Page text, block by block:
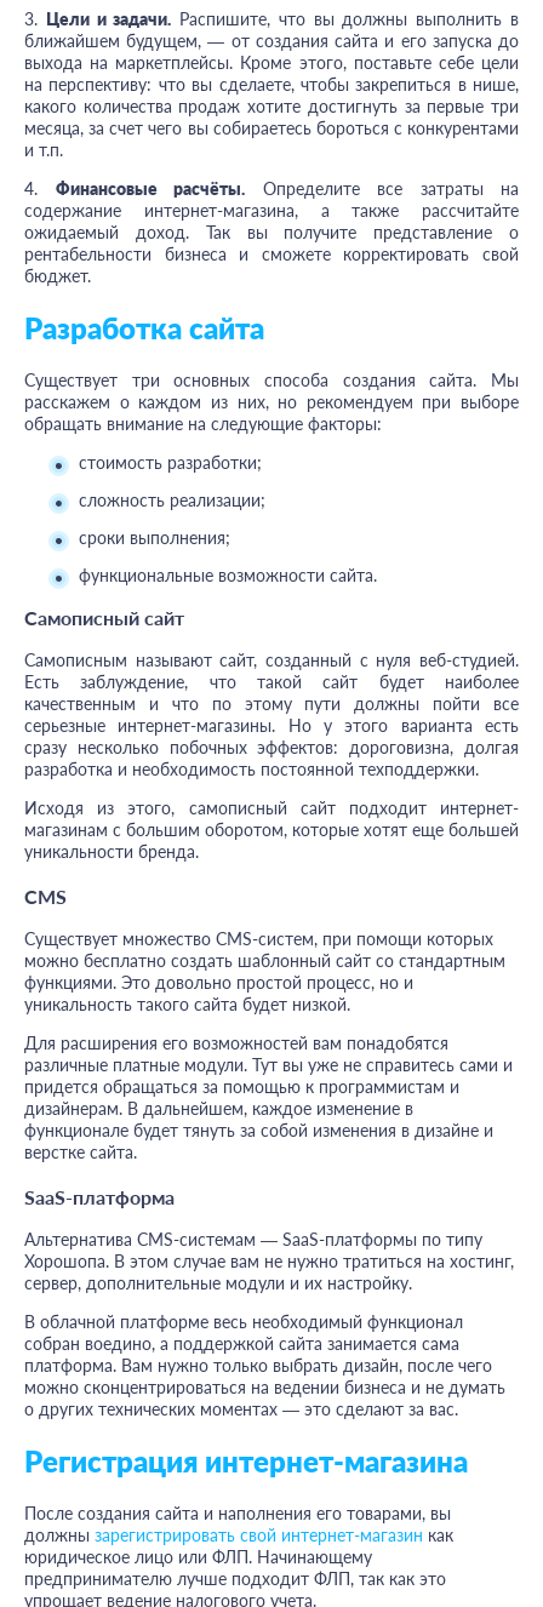
3. Цели и задачи. Распишите, что вы должны выполнить в
ближайшем будущем, — от создания сайта и его запуска до
выхода на маркетплейсы. Кроме этого, поставьте себе цели
на перспективу: что вы сделаете, чтобы закрепиться в нише,
какого количества продаж хотите достигнуть за первые три
месяца, за счет чего вы собираетесь бороться с конкурентами
и т.п.
4. Финансовые расчёты. Определите все затраты на
содержание интернет-магазина, а также рассчитайте
ожидаемый доход. Так вы получите представление о
рентабельности бизнеса и сможете корректировать свой
бюджет.
Разработка сайта
Существует три основных способа создания сайта. Мы
расскажем о каждом из них, но рекомендуем при выборе
обращать внимание на следующие факторы:
стоимость разработки;
сложность реализации;
сроки выполнения;
функциональные возможности сайта.
Самописный сайт
Самописным называют сайт, созданный с нуля веб-студией.
Есть заблуждение, что такой сайт будет наиболее
качественным и что по этому пути должны пойти все
серьезные интернет-магазины. Но у этого варианта есть
сразу несколько побочных эффектов: дороговизна, долгая
разработка и необходимость постоянной техподдержки.
Исходя из этого, самописный сайт подходит интернет-
магазинам с большим оборотом, которые хотят еще большей
уникальности бренда.
CMS
Существует множество CMS-систем, при помощи которых
можно бесплатно создать шаблонный сайт со стандартным
функциями. Это довольно простой процесс, но и
уникальность такого сайта будет низкой.
Для расширения его возможностей вам понадобятся
различные платные модули. Тут вы уже не справитесь сами и
придется обращаться за помощью к программистам и
дизайнерам. В дальнейшем, каждое изменение в
функционале будет тянуть за собой изменения в дизайне и
верстке сайта.
SaaS-платформа
Альтернатива CMS-системам — SaaS-платформы по типу
Хорошопа. В этом случае вам не нужно тратиться на хостинг,
сервер, дополнительные модули и их настройку.
В облачной платформе весь необходимый функционал
собран воедино, а поддержкой сайта занимается сама
платформа. Вам нужно только выбрать дизайн, после чего
можно сконцентрироваться на ведении бизнеса и не думать
о других технических моментах — это сделают за вас.
Регистрация интернет-магазина
После создания сайта и наполнения его товарами, вы
должны зарегистрировать свой интернет-магазин как
юридическое лицо или ФЛП. Начинающему
предпринимателю лучше подходит ФЛП, так как это
упрощает ведение налогового учета.